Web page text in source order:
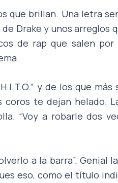
que brillan. Una letra
Drake y unos arreglos
de rap que salen por
y de los que más
te dejan helado.
“Voy a robarle dos
a la barra”. Genial
eso, como el título